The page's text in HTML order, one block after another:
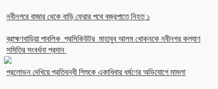
নবীনগরে বাজার থেকে বাড়ি ফেরার পথে বজ্রপাতে নিহত ১
ব্রাহ্মণবাড়িয়া পাবলিক প্রসিকিউটর মাহাবুব আলম খোকনকে নবীনগর কল্যাণ
সমিতির সংবর্ধনা প্রদান
প্রলোভন দেখিয়ে প্রতিবন্ধী শিশুকে একাধিবার ধর্ষণের অভিযোগে মামলা